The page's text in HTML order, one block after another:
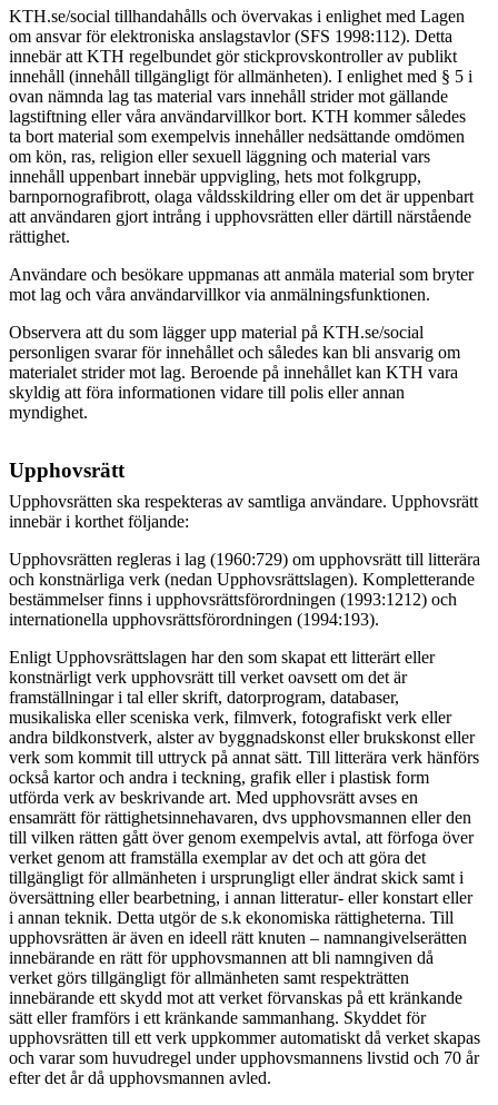
KTH.se/social tillhandahålls och övervakas i enlighet med Lagen
om ansvar för elektroniska anslagstavlor (SFS 1998:112). Detta
innebär att KTH regelbundet gör stickprovskontroller av publikt
innehåll (innehåll tillgängligt för allmänheten). I enlighet med § 5 i
ovan nämnda lag tas material vars innehåll strider mot gällande
lagstiftning eller våra användarvillkor bort. KTH kommer således
ta bort material som exempelvis innehåller nedsättande omdömen
om kön, ras, religion eller sexuell läggning och material vars
innehåll uppenbart innebär uppvigling, hets mot folkgrupp,
barnpornografibrott, olaga våldsskildring eller om det är uppenbart
att användaren gjort intrång i upphovsrätten eller därtill närstående
rättighet.
Användare och besökare uppmanas att anmäla material som bryter
mot lag och våra användarvillkor via anmälningsfunktionen.
Observera att du som lägger upp material på KTH.se/social
personligen svarar för innehållet och således kan bli ansvarig om
materialet strider mot lag. Beroende på innehållet kan KTH vara
skyldig att föra informationen vidare till polis eller annan
myndighet.
Upphovsrätt
Upphovsrätten ska respekteras av samtliga användare. Upphovsrätt
innebär i korthet följande:
Upphovsrätten regleras i lag (1960:729) om upphovsrätt till litterära
och konstnärliga verk (nedan Upphovsrättslagen). Kompletterande
bestämmelser finns i upphovsrättsförordningen (1993:1212) och
internationella upphovsrättsförordningen (1994:193).
Enligt Upphovsrättslagen har den som skapat ett litterärt eller
konstnärligt verk upphovsrätt till verket oavsett om det är
framställningar i tal eller skrift, datorprogram, databaser,
musikaliska eller sceniska verk, filmverk, fotografiskt verk eller
andra bildkonstverk, alster av byggnadskonst eller brukskonst eller
verk som kommit till uttryck på annat sätt. Till litterära verk hänförs
också kartor och andra i teckning, grafik eller i plastisk form
utförda verk av beskrivande art. Med upphovsrätt avses en
ensamrätt för rättighetsinnehavaren, dvs upphovsmannen eller den
till vilken rätten gått över genom exempelvis avtal, att förfoga över
verket genom att framställa exemplar av det och att göra det
tillgängligt för allmänheten i ursprungligt eller ändrat skick samt i
översättning eller bearbetning, i annan litteratur- eller konstart eller
i annan teknik. Detta utgör de s.k ekonomiska rättigheterna. Till
upphovsrätten är även en ideell rätt knuten – namnangivelserätten
innebärande en rätt för upphovsmannen att bli namngiven då
verket görs tillgängligt för allmänheten samt respekträtten
innebärande ett skydd mot att verket förvanskas på ett kränkande
sätt eller framförs i ett kränkande sammanhang. Skyddet för
upphovsrätten till ett verk uppkommer automatiskt då verket skapas
och varar som huvudregel under upphovsmannens livstid och 70 år
efter det år då upphovsmannen avled.